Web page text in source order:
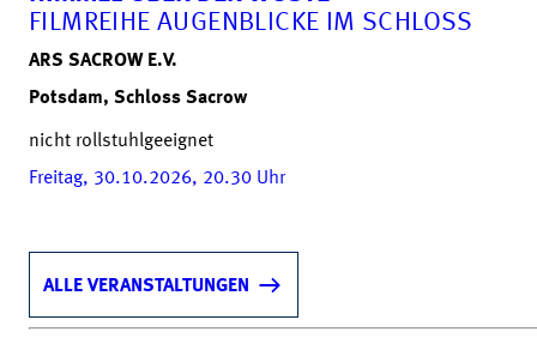
FILMREIHE AUGENBLICKE IM SCHLOSS
ARS SACROW E.V.
Potsdam, Schloss Sacrow
nicht rollstuhlgeeignet
Freitag, 30.10.2026, 20.30 Uhr
ALLE VERANSTALTUNGEN